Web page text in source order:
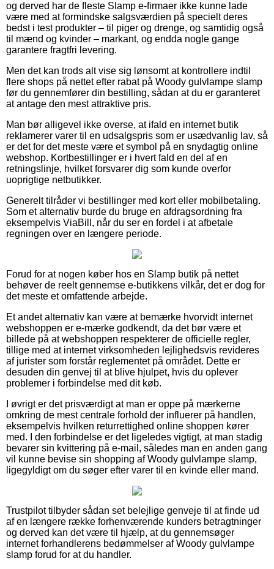
og derved har de fleste Slamp e-firmaer ikke kunne lade
være med at formindske salgsværdien på specielt deres
bedst i test produkter – til piger og drenge, og samtidig også
til mænd og kvinder – markant, og endda nogle gange
garantere fragtfri levering.
Men det kan trods alt vise sig lønsomt at kontrollere indtil
flere shops på nettet efter rabat på Woody gulvlampe slamp
før du gennemfører din bestilling, sådan at du er garanteret
at antage den mest attraktive pris.
Man bør alligevel ikke overse, at ifald en internet butik
reklamerer varer til en udsalgspris som er usædvanlig lav, så
er det for det meste være et symbol på en snydagtig online
webshop. Kortbestillinger er i hvert fald en del af en
retningslinje, hvilket forsvarer dig som kunde overfor
uoprigtige netbutikker.
Generelt tilråder vi bestillinger med kort eller mobilbetaling.
Som et alternativ burde du bruge en afdragsordning fra
eksempelvis ViaBill, når du ser en fordel i at afbetale
regningen over en længere periode.
Forud for at nogen køber hos en Slamp butik på nettet
behøver de reelt gennemse e-butikkens vilkår, det er dog for
det meste et omfattende arbejde.
Et andet alternativ kan være at bemærke hvorvidt internet
webshoppen er e-mærke godkendt, da det bør være et
billede på at webshoppen respekterer de officielle regler,
tillige med at internet virksomheden lejlighedsvis revideres
af jurister som forstår reglementet på området. Dette er
desuden din genvej til at blive hjulpet, hvis du oplever
problemer i forbindelse med dit køb.
I øvrigt er det prisværdigt at man er oppe på mærkerne
omkring de mest centrale forhold der influerer på handlen,
eksempelvis hvilken returrettighed online shoppen kører
med. I den forbindelse er det ligeledes vigtigt, at man stadig
bevarer sin kvittering på e-mail, således man en anden gang
vil kunne bevise sin shopping af Woody gulvlampe slamp,
ligegyldigt om du søger efter varer til en kvinde eller mand.
Trustpilot tilbyder sådan set belejlige genveje til at finde ud
af en længere række forhenværende kunders betragtninger
og derved kan det være til hjælp, at du gennemsøger
internet forhandlerens bedømmelser af Woody gulvlampe
slamp forud for at du handler.